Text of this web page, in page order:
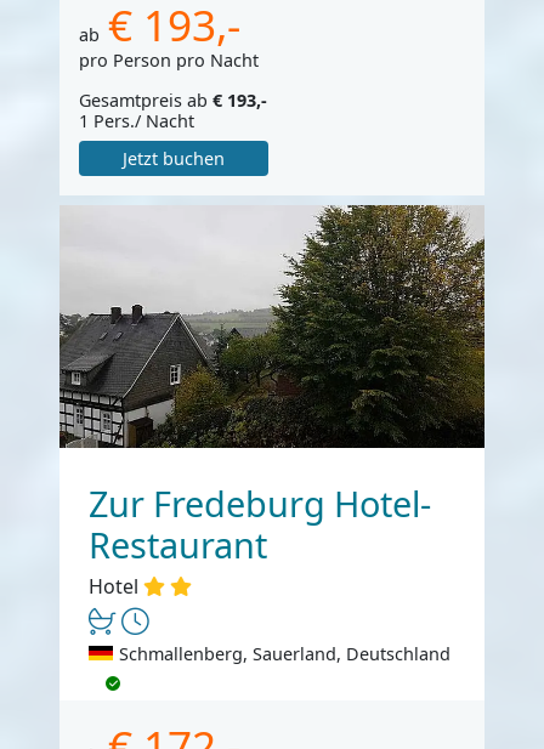
ab € 193,-
pro Person pro Nacht
Gesamtpreis ab € 193,-
1 Pers./ Nacht
Jetzt buchen
Zur Fredeburg Hotel-
Restaurant
Hotel
Schmallenberg, Sauerland, Deutschland